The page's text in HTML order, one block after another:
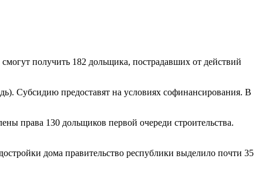
получить 182 дольщика, пострадавших от действий
Субсидию предоставят на условиях софинансирования. В
права 130 дольщиков первой очереди строительства.
дома правительство республики выделило почти 35